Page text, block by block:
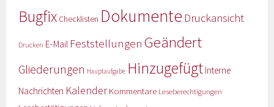
Bugfix Checklisten Dokumente Druckansicht
Drucken E-Mail Feststellungen Geändert
Gliederungen Hauptaufgabe Hinzugefügt Interne
Nachrichten KalenderKommentare Leseberechtigungen